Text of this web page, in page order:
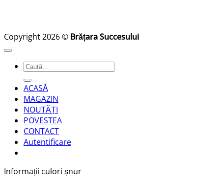
Copyright 2026 © Brățara Succesului
Caută
după:
ACASĂ
MAGAZIN
NOUTĂȚI
POVESTEA
CONTACT
Autentificare
Informații culori șnur